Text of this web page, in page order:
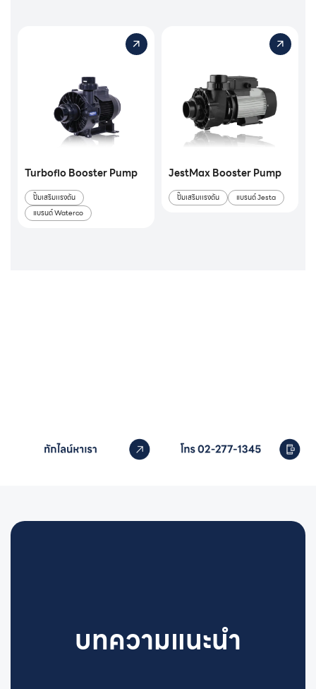
Turboflo Booster Pump
ปั๊มเสริมเเรงดัน
แบรนด์ Waterco
JestMax Booster Pump
ปั๊มเสริมเเรงดัน แบรนด์ Jesta
บทความแนะนำ